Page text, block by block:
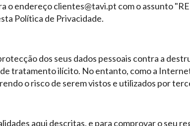
o endereço clientes@tavi.pt com o assunto
Política de Privacidade.
dos seus dados pessoais contra a
tratamento ilícito. No entanto, como a
o risco de serem vistos e utilizados por
aqui descritas, e para comprovar o seu